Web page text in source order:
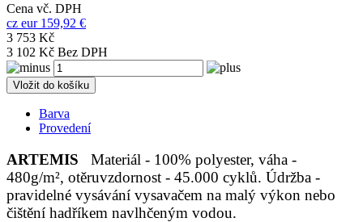
Cena vč. DPH
cz eur 159,92 €
3 753 Kč
3 102 Kč Bez DPH
Vložit do košíku
Barva
Provedení
ARTEMIS
Materiál - 100% polyester, váha -
480g/m², otěruvzdornost - 45.000 cyklů. Údržba -
pravidelné vysávání vysavačem na malý výkon nebo
čištění hadříkem navlhčeným vodou.